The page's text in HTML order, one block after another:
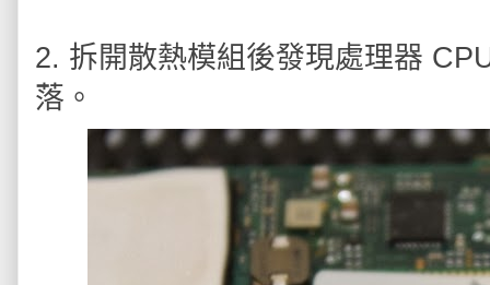
2. 拆開散熱模組後發現處理器
落。